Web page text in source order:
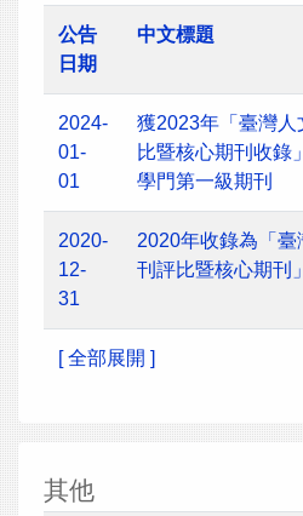
公告
日期
中文標題
2024-
01-
01
獲2023年「臺灣
比暨核心期刊收錄
學門第一級期刊
2020-
12-
31
2020年收錄為「
刊評比暨核心期刊
[ 全部展開 ]
其他